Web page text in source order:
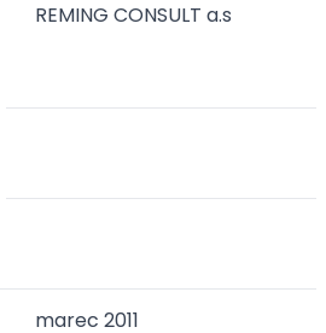
REMING CONSULT a.s
marec 2011